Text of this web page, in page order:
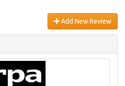
Add New Review